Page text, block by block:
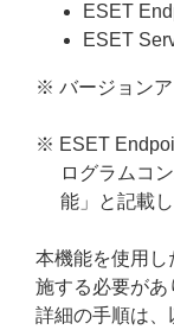
ESET
ESET
※ バージョン
※ ESET
ログラムコ
能」と記載し
本機能を使用
施する必要があ
詳細の手順は、